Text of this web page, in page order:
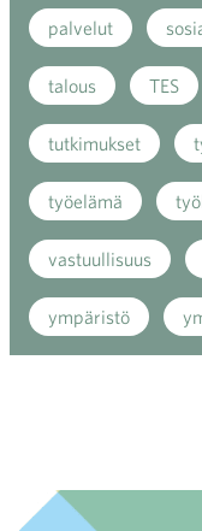
palvelut
talous TES
tutkimukset
työelämä
vastuullisuus
ympäristö